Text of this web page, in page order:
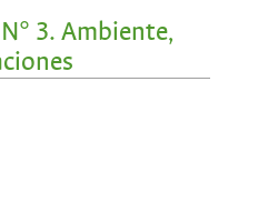
3. Ambiente,